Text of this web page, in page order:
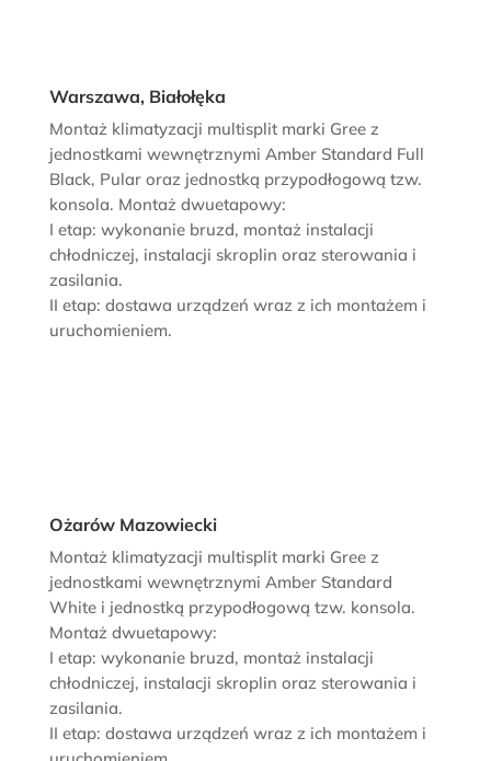
Warszawa, Białołęka
Montaż klimatyzacji multisplit marki Gree z
jednostkami wewnętrznymi Amber Standard Full
Black, Pular oraz jednostką przypodłogową tzw.
konsola. Montaż dwuetapowy:
I etap: wykonanie bruzd, montaż instalacji
chłodniczej, instalacji skroplin oraz sterowania i
zasilania.
II etap: dostawa urządzeń wraz z ich montażem i
uruchomieniem.
Ożarów Mazowiecki
Montaż klimatyzacji multisplit marki Gree z
jednostkami wewnętrznymi Amber Standard
White i jednostką przypodłogową tzw. konsola.
Montaż dwuetapowy:
I etap: wykonanie bruzd, montaż instalacji
chłodniczej, instalacji skroplin oraz sterowania i
zasilania.
II etap: dostawa urządzeń wraz z ich montażem i